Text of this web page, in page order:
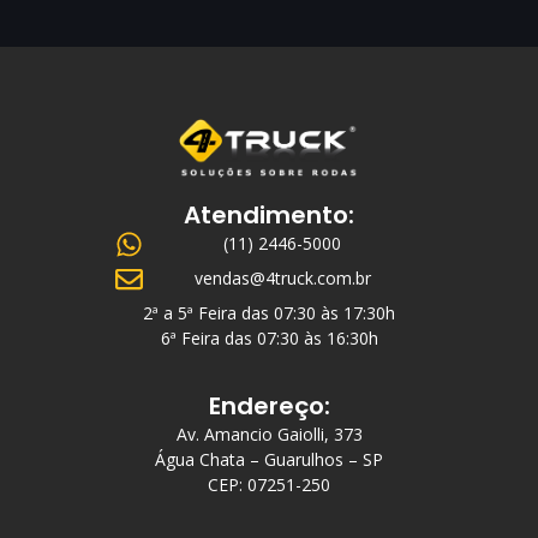
Atendimento:
(11) 2446-5000
vendas@4truck.com.br
2ª a 5ª Feira das 07:30 às 17:30h
6ª Feira das 07:30 às 16:30h
Endereço:
Av. Amancio Gaiolli, 373
Água Chata – Guarulhos – SP
CEP: 07251-250